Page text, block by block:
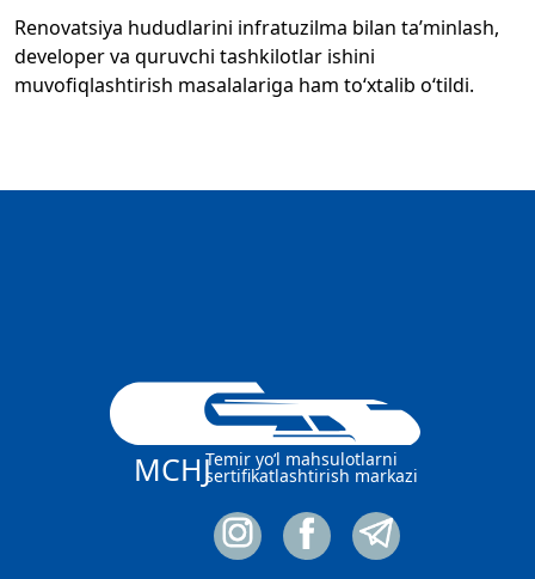
Renovatsiya hududlarini infratuzilma bilan ta’minlash,
developer va quruvchi tashkilotlar ishini
muvofiqlashtirish masalalariga ham to‘xtalib o‘tildi.
MCHJTemir yo‘l mahsulotlarni
sertifikatlashtirish markazi